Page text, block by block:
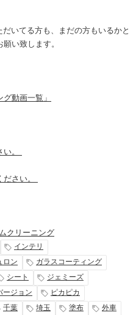
いてる方も、まだの方もいるかと
い致します。
動画一覧」
い。
ださい。
クリーニング
インテリ
ロン
ガラスコーティング
シート
ジェミーズ
ージョン
ピカピカ
千葉 埼玉 塗布
外車